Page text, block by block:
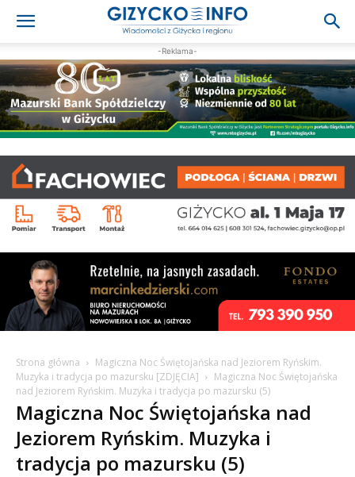
-Reklama-
Strona główna
Magiczna Noc Świętojańska nad Jeziorem Ryńskim.
Muzyka i tradycja po mazursku [ZDJĘCIA]
Magiczna Noc Świętojańska
nad Jeziorem Ryńskim. Muzyka i tradycja po mazursku (5)
Magiczna Noc Świętojańska nad
Jeziorem Ryńskim. Muzyka i
tradycja po mazursku (5)